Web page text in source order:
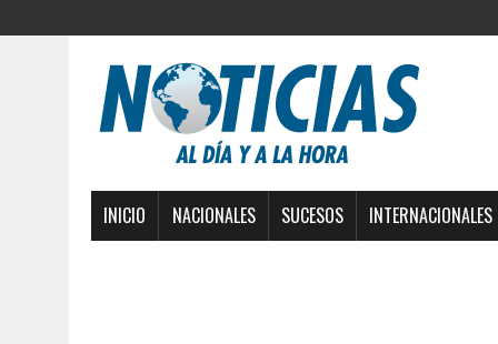
INICIO NACIONALES SUCESOS INTERNACIONALES